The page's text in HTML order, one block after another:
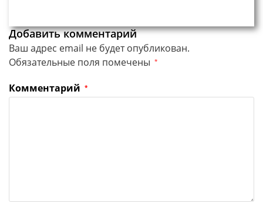
Добавить комментарий
Ваш адрес email не будет опубликован.
Обязательные поля помечены *
Комментарий *